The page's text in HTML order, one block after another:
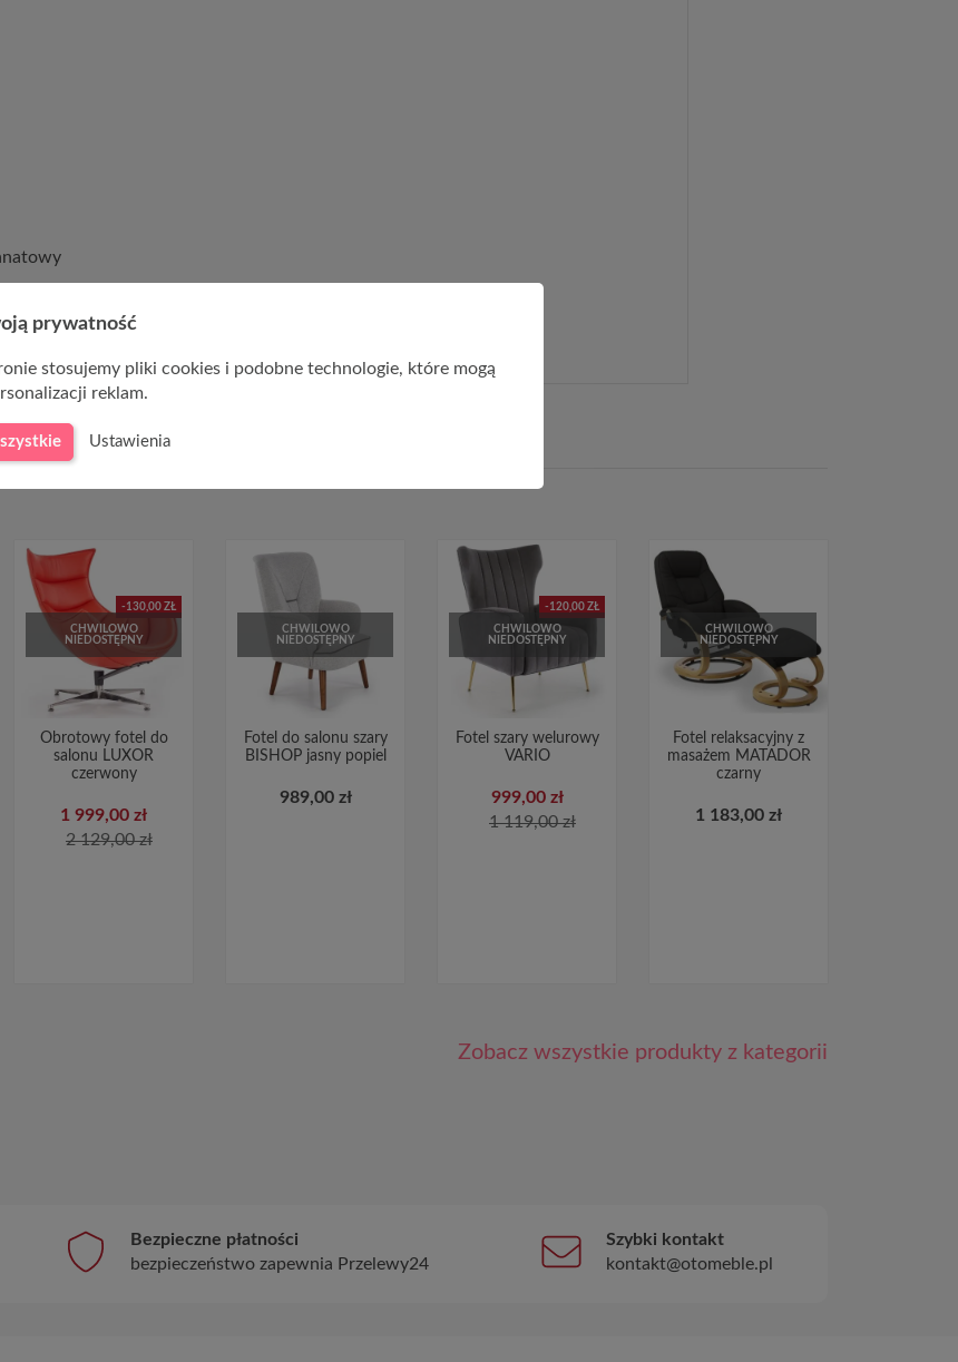
-130,00 ZŁ
CHWILOWO
NIEDOSTĘPNY
Obrotowy fotel do
salonu LUXOR
czerwony
1 999,00 zł
2 129,00 zł
CHWILOWO
NIEDOSTĘPNY
Fotel do salonu szary
BISHOP jasny popiel
989,00 zł
-120,00 ZŁ
CHWILOWO
NIEDOSTĘPNY
Fotel szary welurowy
VARIO
999,00 zł
1 119,00 zł
CHWILOWO
NIEDOSTĘPNY
Fotel relaksacyjny z
masażem MATADOR
czarny
1 183,00 zł
Zobacz wszystkie produkty z kategorii
Bezpieczne płatności
bezpieczeństwo zapewnia Przelewy24
Szybki kontakt
kontakt@otomeble.pl
prywatność
stosujemy pliki cookies i podobne technologie, które mogą
reklam.
Ustawienia